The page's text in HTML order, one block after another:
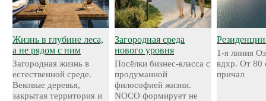
Жизнь в глубине леса,
а не рядом с ним
Загородная жизнь в
естественной среде.
Вековые деревья,
закрытая территория и
Загородная среда
нового уровня
Посёлки бизнес-класса с
продуманной
философией жизни.
NOCO формирует не
1-я линия
вдхр. От 80
причал